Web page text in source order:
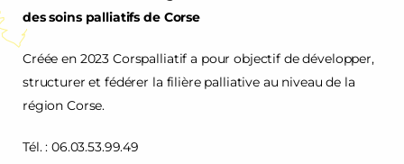
des soins palliatifs de Corse
Créée en 2023 Corspalliatif a pour objectif de développer,
structurer et fédérer la filière palliative au niveau de la
région Corse.
Tél. : 06.03.53.99.49